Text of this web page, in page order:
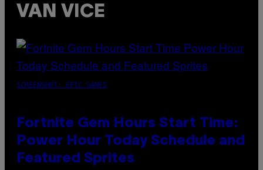
VAN VICE
SCREENSHOT: EPIC GAMES
Fortnite Gem Hours Start Time:
Power Hour Today Schedule and
Featured Sprites